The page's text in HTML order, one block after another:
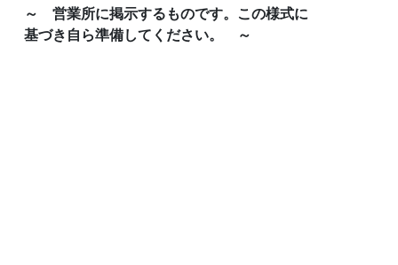
～ 営業所に掲示するものです。この様式に
基づき自ら準備してください。 ～